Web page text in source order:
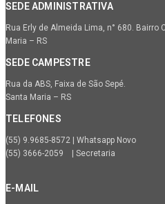
SEDE ADMINISTRATIVA
Rua Erly de Almeida Lima, n° 680. Bairro
Maria – RS
SEDE CAMPESTRE
Rua da ABS, Faixa de São Sepé.
Santa Maria – RS
TELEFONES
(55) 9.9685-8572 | Whatsapp Novo
(55) 3666-2059 | Secretaria
E-MAIL